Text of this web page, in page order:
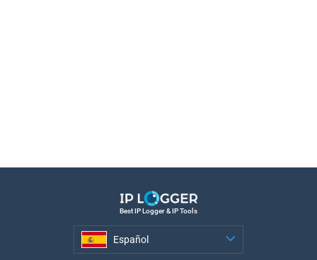
Best IP Logger & IP Tools
Español